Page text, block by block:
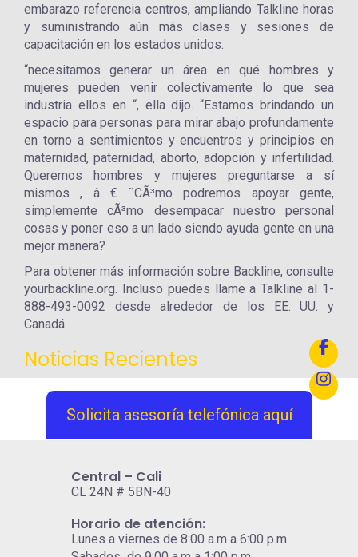
embarazo referencia centros, ampliando Talkline horas
y suministrando aún más clases y sesiones de
capacitación en los estados unidos.
“necesitamos generar un área en qué hombres y
mujeres pueden venir colectivamente lo que sea
industria ellos en “, ella dijo. “Estamos brindando un
espacio para personas para mirar abajo profundamente
en torno a sentimientos y encuentros y principios en
maternidad, paternidad, aborto, adopción y infertilidad.
Queremos hombres y mujeres preguntarse a sí
mismos , â € ˜CÃ³mo podremos apoyar gente,
simplemente cÃ³mo desempacar nuestro personal
cosas y poner eso a un lado siendo ayuda gente en una
mejor manera?
Para obtener más información sobre Backline, consulte
yourbackline.org. Incluso puedes llame a Talkline al 1-
888-493-0092 desde alrededor de los EE. UU. y
Canadá.
Noticias Recientes
Solicita asesoría telefónica aquí
Central – Cali
CL 24N # 5BN-40
Horario de atención:
Lunes a viernes de 8:00 a.m a 6:00 p.m